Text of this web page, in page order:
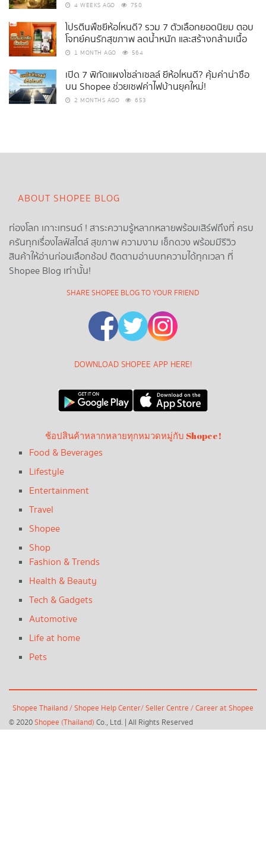
4 WEEKS AGO 750
โปรตีนพืชยี่ห้อไหนดี? รวม 7 ตัวเลือกยอดนิยม ตอบ
โจทย์คนรักสุขภาพ ลดน้ำหนัก และสร้างกล้ามเนื้อ
1 MONTH AGO 564
เปิด 7 พิกัดแผงโซล่าเซลล์ ยี่ห้อไหนดี? คุ้มค่าน่าซื้อ
บน Shopee ช่วยเซฟค่าไฟบ้านยุคใหม่!
2 MONTHS AGO 653
ABOUT SHOPEE BLOG
ท่องโลก เกาะเทรนด์ ! สาระความรู้หลากหลายพร้อมเสิร์ฟถึงที่ ครบ
ครันทุกเรื่องไลฟ์สไตล์ สุขภาพ ความงาม เช็กดวง พร้อมมีรีวิว
สินค้าให้อ่านก่อนเลือกช้อป ติดตามอ่านบทความได้ทุกเวลา ที่
Shopee Blog เท่านั้น!
SHARE SHOPEE BLOG TO YOUR FRIEND
DOWNLOAD SHOPEE APP HERE!
ช้อปสินค้าหลากหลายทุกหมวดหมู่กับ Shopee!
Food & Beverages
Lifestyle
Entertainment
Travel
Shopee
Shop
Fashion & Trends
Health & Beauty
Tech & Gadgets
Automotive
Life at home
Pets
Shopee Thailand/Shopee Help Center/Seller Centre /Career at Shopee
© 2020Shopee (Thailand) Co., Ltd. | All Rights Reserved